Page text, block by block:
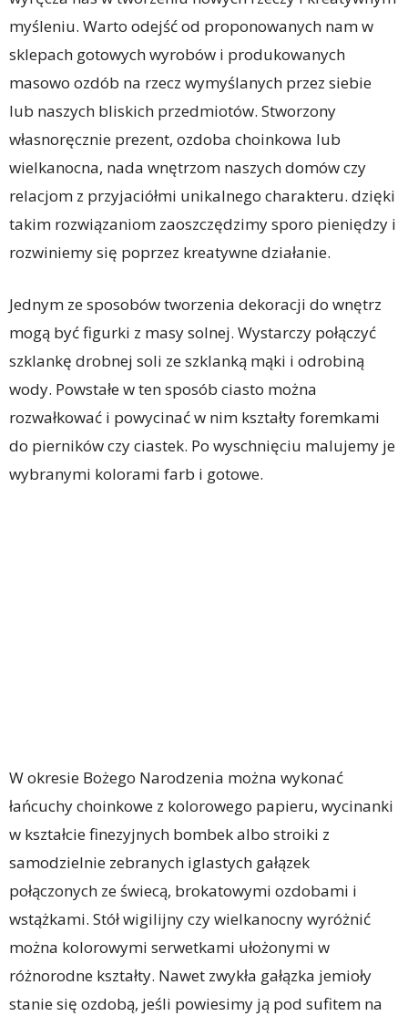
myśleniu. Warto odejść od proponowanych nam w
sklepach gotowych wyrobów i produkowanych
masowo ozdób na rzecz wymyślanych przez siebie
lub naszych bliskich przedmiotów. Stworzony
własnoręcznie prezent, ozdoba choinkowa lub
wielkanocna, nada wnętrzom naszych domów czy
relacjom z przyjaciółmi unikalnego charakteru. dzięki
takim rozwiązaniom zaoszczędzimy sporo pieniędzy i
rozwiniemy się poprzez kreatywne działanie.
Jednym ze sposobów tworzenia dekoracji do wnętrz
mogą być figurki z masy solnej. Wystarczy połączyć
szklankę drobnej soli ze szklanką mąki i odrobiną
wody. Powstałe w ten sposób ciasto można
rozwałkować i powycinać w nim kształty foremkami
do pierników czy ciastek. Po wyschnięciu malujemy je
wybranymi kolorami farb i gotowe.
W okresie Bożego Narodzenia można wykonać
łańcuchy choinkowe z kolorowego papieru, wycinanki
w kształcie finezyjnych bombek albo stroiki z
samodzielnie zebranych iglastych gałązek
połączonych ze świecą, brokatowymi ozdobami i
wstążkami. Stół wigilijny czy wielkanocny wyróżnić
można kolorowymi serwetkami ułożonymi w
różnorodne kształty. Nawet zwykła gałązka jemioły
stanie się ozdobą, jeśli powiesimy ją pod sufitem na